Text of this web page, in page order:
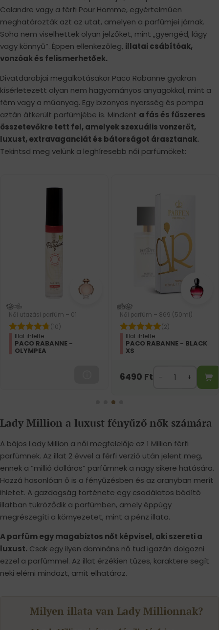
Calandre vagy a férfi Pour Homme, egyértelműen
meghatározták azt az utat, amelyen a parfümjei járnak.
Soha nem viselhettek olyan jelzőket, mint „gyengéd, lágy
vagy könnyű”. Éppen ellenkezőleg, illatai csábítóak,
vonzóak és felismerhetőek.
Divatdarabjai megalkotásakor Paco Rabanne gyakran
kísérletezett olyan nem hagyományos anyagokkal, mint a
fém vagy a műanyag. Egy bizonyos nyersség és pompa
aztán átkerült parfümjébe is. Mindent a fás és fűszeres
összetevőkre tett fel, amelyek szexuális vonzerőt,
luxust, extravaganciát és bátorságot árasztanak.
Tekintsd meg velünk a leghíresebb női parfümöket:
Női utazási parfüm – 01
(10)
Illat ihlette:
PACO RABANNE -
OLYMPEA
Női parfüm – 869 (50ml)
(2)
Illat ihlette:
PACO RABANNE - BLACK
XS
6490 Ft
Lady Million a luxust fényűző nők számára
A bájos Lady Million a női megfelelője az 1 Million férfi
parfümnek. Az illat 2 évvel a férfi verzió után jelent meg,
ennek a “millió dolláros” parfümnek a nagy sikere hatására.
Hozzá hasonlóan ő is a fényűzésben és az aranyban merít
ihletet. A gazdagság története egy csodálatos bódító
illatban tükröződik a parfümben, amely éppúgy
megrészegíti a környezetet, mint a pénz illata.
A parfüm egy magabiztos nőt képvisel, aki szereti a
luxust. Csak egy ilyen domináns nő tud igazán dolgozni
ezzel a parfümmel. Az illat érzékien tüzes, karaktere segít
neki elérni mindazt, amit elhatároz.
Milyen illata van Lady Millionnak?